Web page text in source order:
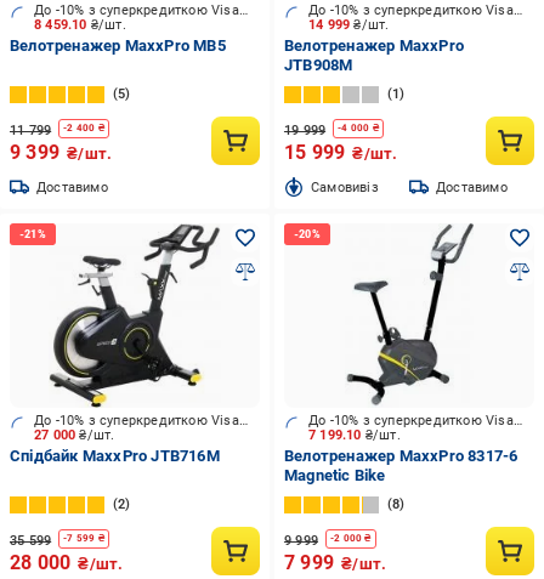
8 459.10 ₴/шт.
До -10% з суперкредиткою Visa Вигода
Велотренажер MaxxPro MB5
5
11 799 -2 400 ₴
9 399 ₴/шт.
Доставимо
14 999₴/шт.
До -10% з суперкредиткою Visa Вигода
Велотренажер MaxxPro
JTB908M
1
19 999 -4 000 ₴
15 999 ₴/шт.
Cамовивіз Доставимо
27 000₴/шт.
До -10% з суперкредиткою Visa Вигода
Спідбайк MaxxPro JTB716M
2
35 599 -7 599 ₴
28 000 ₴/шт.
7 199.10 ₴/шт.
До -10% з суперкредиткою Visa Вигода
Велотренажер MaxxPro 8317-6
Magnetic Bike
8
9 999 -2 000 ₴
7 999 ₴/шт.